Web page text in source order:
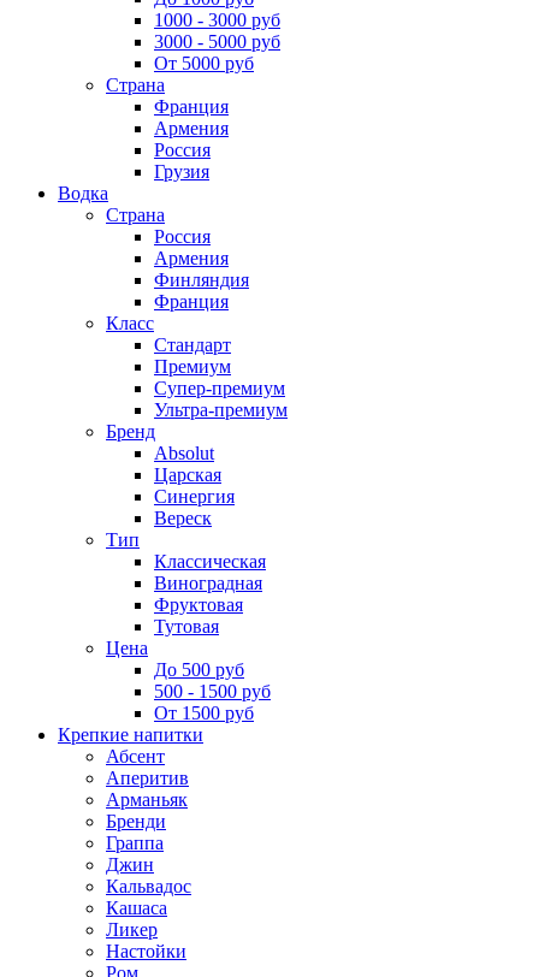
1000 - 3000 руб
3000 - 5000 руб
От 5000 руб
Страна
Франция
Армения
Россия
Грузия
Водка
Страна
Россия
Армения
Финляндия
Франция
Класс
Стандарт
Премиум
Супер-премиум
Ультра-премиум
Бренд
Absolut
Царская
Синергия
Вереск
Тип
Классическая
Виноградная
Фруктовая
Тутовая
Цена
До 500 руб
500 - 1500 руб
От 1500 руб
Крепкие напитки
Абсент
Аперитив
Арманьяк
Бренди
Граппа
Джин
Кальвадос
Кашаса
Ликер
Настойки
Ром